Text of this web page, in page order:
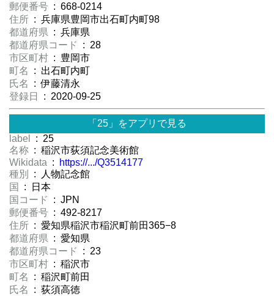
郵便番号 : 668-0214
住所 : 兵庫県豊岡市出石町内町98
都道府県 : 兵庫県
都道府県コード
: 28
市区町村 : 豊岡市
町名
: 出石町内町
氏名
: 伊藤清永
登録日
: 2020-09-25
「25」をアプリで見る
label
: 25
名称 : 稲沢市荻須記念美術館
Wikidata :
https://.../Q3514177
種別
: 人物記念館
国
: 日本
国コード
: JPN
郵便番号 : 492-8217
住所 : 愛知県稲沢市稲沢町前田365−8
都道府県 : 愛知県
都道府県コード
: 23
市区町村 : 稲沢市
町名
: 稲沢町前田
氏名
: 荻須高徳